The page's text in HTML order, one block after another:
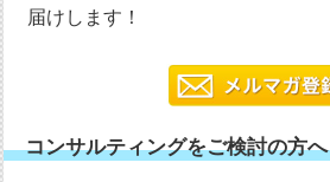
届けします！
コンサルティングをご検討の方へ